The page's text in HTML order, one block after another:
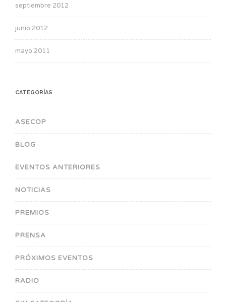
septiembre 2012
junio 2012
mayo 2011
CATEGORÍAS
ASECOP
BLOG
EVENTOS ANTERIORES
NOTICIAS
PREMIOS
PRENSA
PRÓXIMOS EVENTOS
RADIO